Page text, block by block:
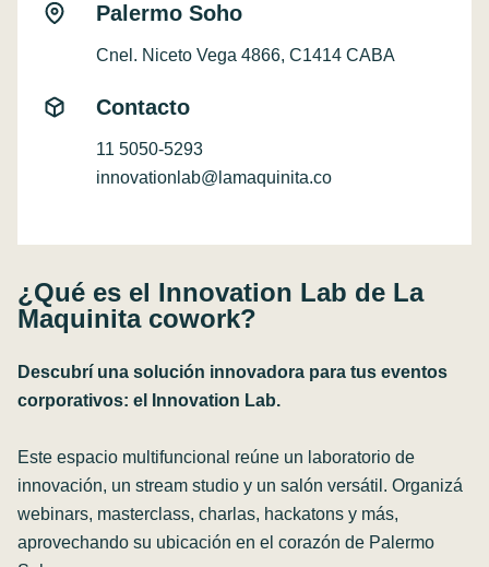
Palermo Soho
Cnel. Niceto Vega 4866, C1414 CABA
Contacto
11 5050-5293
innovationlab@lamaquinita.co
¿Qué es el Innovation Lab de La
Maquinita cowork?
Descubrí una solución innovadora para tus eventos
corporativos: el Innovation Lab.
Este espacio multifuncional reúne un laboratorio de
innovación, un stream studio y un salón versátil. Organizá
webinars, masterclass, charlas, hackatons y más,
aprovechando su ubicación en el corazón de Palermo